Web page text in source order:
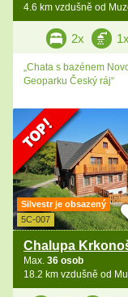
4.6 km vzdušně od
2x 1x
„Chata s bazénem
Geoparku Český ráj“
Silvestr je obsazený
5C-007
Max. 36 osob
18.2 km vzdušně od